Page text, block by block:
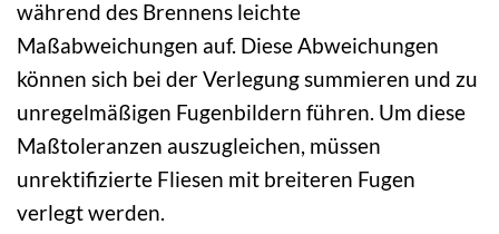
während des Brennens leichte
Maßabweichungen auf. Diese Abweichungen
können sich bei der Verlegung summieren und zu
unregelmäßigen Fugenbildern führen. Um diese
Maßtoleranzen auszugleichen, müssen
unrektifizierte Fliesen mit breiteren Fugen
verlegt werden.